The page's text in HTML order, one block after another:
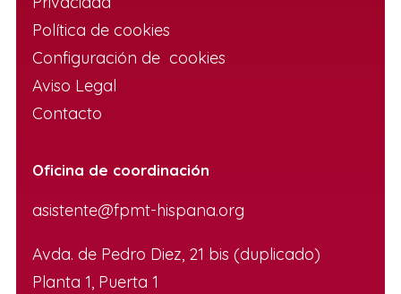
Política de cookies
Configuración de cookies
Aviso Legal
Contacto
Oficina de coordinación
asistente@fpmt-hispana.org
Avda. de Pedro Diez, 21 bis (duplicado)
Planta 1, Puerta 1